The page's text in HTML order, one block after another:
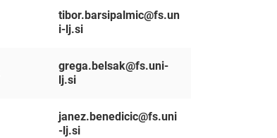
tibor.barsipalmic@fs.un
i-lj.si
grega.belsak@fs.uni-
lj.si
janez.benedicic@fs.uni
-lj.si